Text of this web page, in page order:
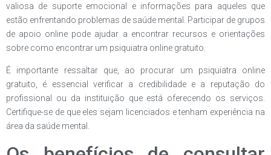
valiosa de suporte emocional e informações para aqueles que
estão enfrentando problemas de saúde mental. Participar de grupos
de apoio online pode ajudar a encontrar recursos e orientações
sobre como encontrar um psiquiatra online gratuito.
É importante ressaltar que, ao procurar um psiquiatra online
gratuito, é essencial verificar a credibilidade e a reputação do
profissional ou da instituição que está oferecendo os serviços.
Certifique-se de que eles sejam licenciados e tenham experiência na
área da saúde mental.